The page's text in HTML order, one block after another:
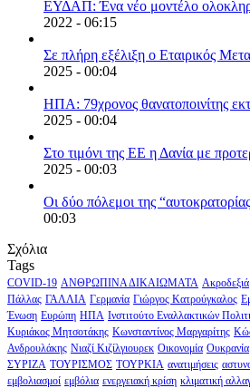
ΕΥΔΑΠ: Ένα νέο μοντέλο
2022 - 06:15
Σε πλήρη εξέλιξη ο Εταιρικός
2025 - 00:04
ΗΠΑ: 79χρονος θανατοποινίτης
2025 - 00:04
Στο τιμόνι της ΕΕ η Δανία με
2025 - 00:03
Οι δύο πόλεμοι της
00:03
Σχόλια
Tags
COVID-19 ΑΝΘΡΩΠΙΝΑ ΔΙΚΑΙΩΜΑΤΑ Ακροδεξιά
Πάλλας ΓΑΛΛΙΑ Γερμανία Γιώργος Κατρούγκαλος
Ένωση Ευρώπη ΗΠΑ Ινστιτούτο Εναλλακτικών
Κυριάκος Μητσοτάκης Κωνσταντίνος Μαργαρίτης
Ανδρουλάκης Νιαζί Κιζίλγιουρεκ Οικονομία Ουκρανία
ΣΥΡΙΖΑ ΤΟΥΡΙΣΜΟΣ ΤΟΥΡΚΙΑ ανατιμήσεις
εμβολιασμοί εμβόλια ενεργειακή κρίση κλιματική